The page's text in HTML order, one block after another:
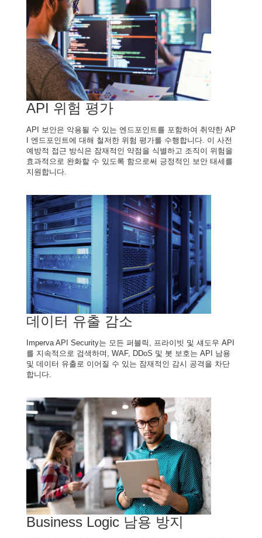
API 위험 평가
API 보안은 악용될 수 있는 엔드포인트를 포함하여 취약한 AP
I 엔드포인트에 대해 철저한 위험 평가를 수행합니다. 이 사전
예방적 접근 방식은 잠재적인 약점을 식별하고 조직이 위험을
효과적으로 완화할 수 있도록 함으로써 긍정적인 보안 태세를
지원합니다.
데이터 유출 감소
Imperva API Security는 모든 퍼블릭, 프라이빗 및 섀도우 API
를 지속적으로 검색하며, WAF, DDoS 및 봇 보호는 API 남용
및 데이터 유출로 이어질 수 있는 잠재적인 감시 공격을 차단
합니다.
Business Logic 남용 방지